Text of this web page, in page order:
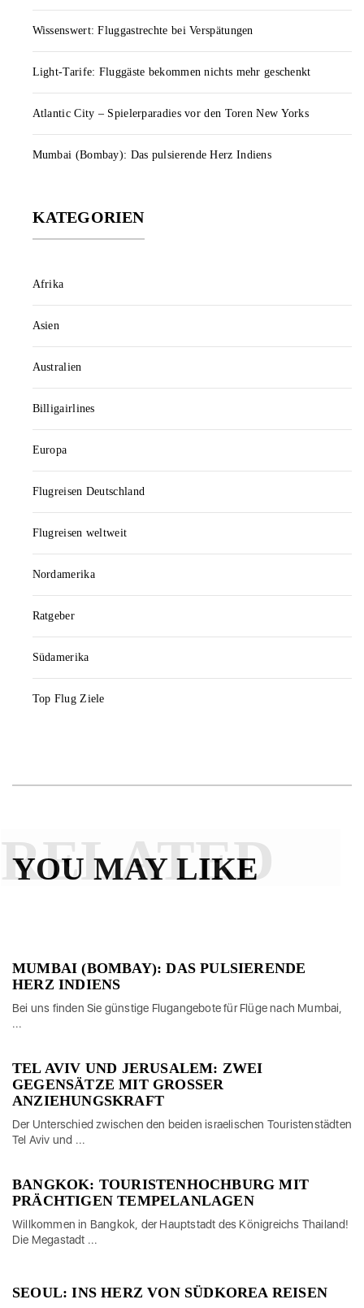
Wissenswert: Fluggastrechte bei Verspätungen
Light-Tarife: Fluggäste bekommen nichts mehr geschenkt
Atlantic City – Spielerparadies vor den Toren New Yorks
Mumbai (Bombay): Das pulsierende Herz Indiens
KATEGORIEN
Afrika
Asien
Australien
Billigairlines
Europa
Flugreisen Deutschland
Flugreisen weltweit
Nordamerika
Ratgeber
Südamerika
Top Flug Ziele
YOU MAY LIKE
RELATED
MUMBAI (BOMBAY): DAS PULSIERENDE
HERZ INDIENS
Bei uns finden Sie günstige Flugangebote für Flüge nach Mumbai,
...
TEL AVIV UND JERUSALEM: ZWEI
GEGENSÄTZE MIT GROSSER A
NZIEHUNGSKRAFT
Der Unterschied zwischen den beiden israelischen Touristenstädten
Tel Aviv und ...
BANGKOK: TOURISTENHOCHBURG MIT
PRÄCHTIGEN TEMPELANLAGEN
Willkommen in Bangkok, der Hauptstadt des Königreichs Thailand!
Die Megastadt ...
SEOUL: INS HERZ VON SÜDKOREA REISEN